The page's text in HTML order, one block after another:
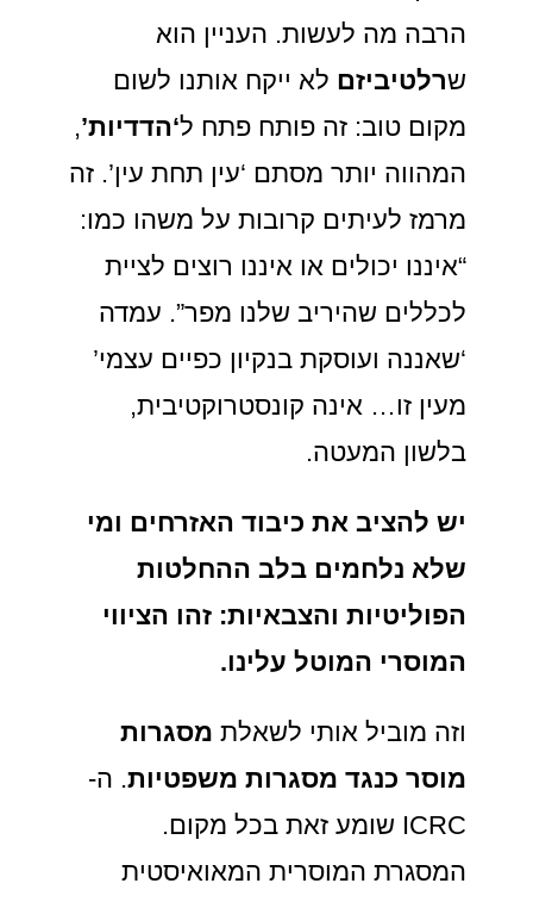
הרבה מה לעשות. העניין הוא
שרלטיביזם לא ייקח אותנו לשום
מקום טוב: זה פותח פתח ל‘הדדיות’,
המהווה יותר מסתם ‘עין תחת עין’. זה
מרמז לעיתים קרובות על משהו כמו:
“איננו יכולים או איננו רוצים לציית
לכללים שהיריב שלנו מפר”. עמדה
‘שאננה ועוסקת בנקיון כפיים עצמי’
מעין זו… אינה קונסטרוקטיבית,
בלשון המעטה.
יש להציב את כיבוד האזרחים ומי
שלא נלחמים בלב ההחלטות
הפוליטיות והצבאיות: זהו הציווי
המוסרי המוטל עלינו.
וזה מוביל אותי לשאלת מסגרות
מוסר כנגד מסגרות משפטיות. ה-
ICRC שומע זאת בכל מקום.
המסגרת המוסרית המאואיסטית